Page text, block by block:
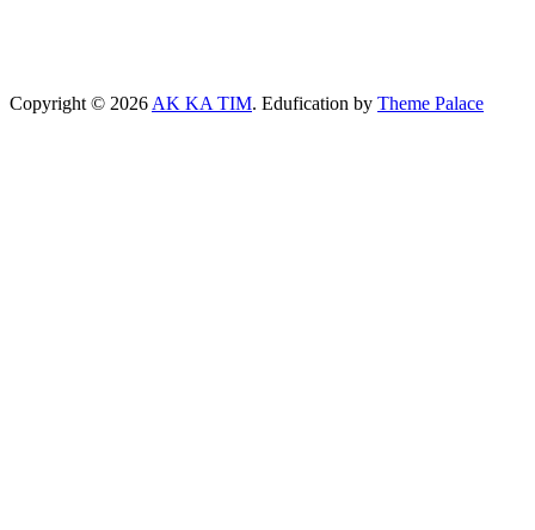
Copyright © 2026 AK KA TIM. Edufication by Theme Palace